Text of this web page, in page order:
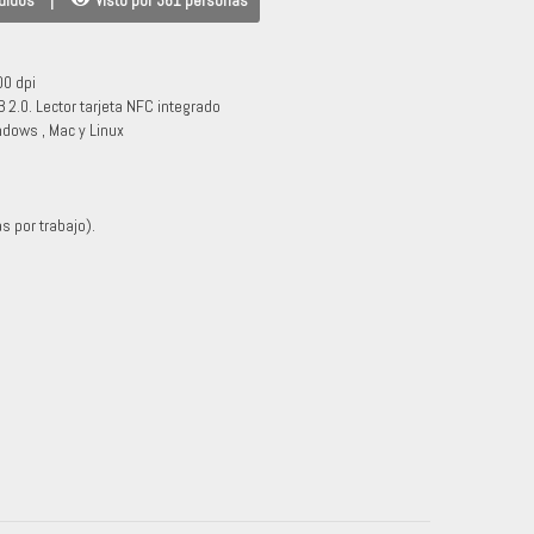
dpi
2.0. Lector tarjeta NFC integrado
, Mac y Linux
por trabajo).